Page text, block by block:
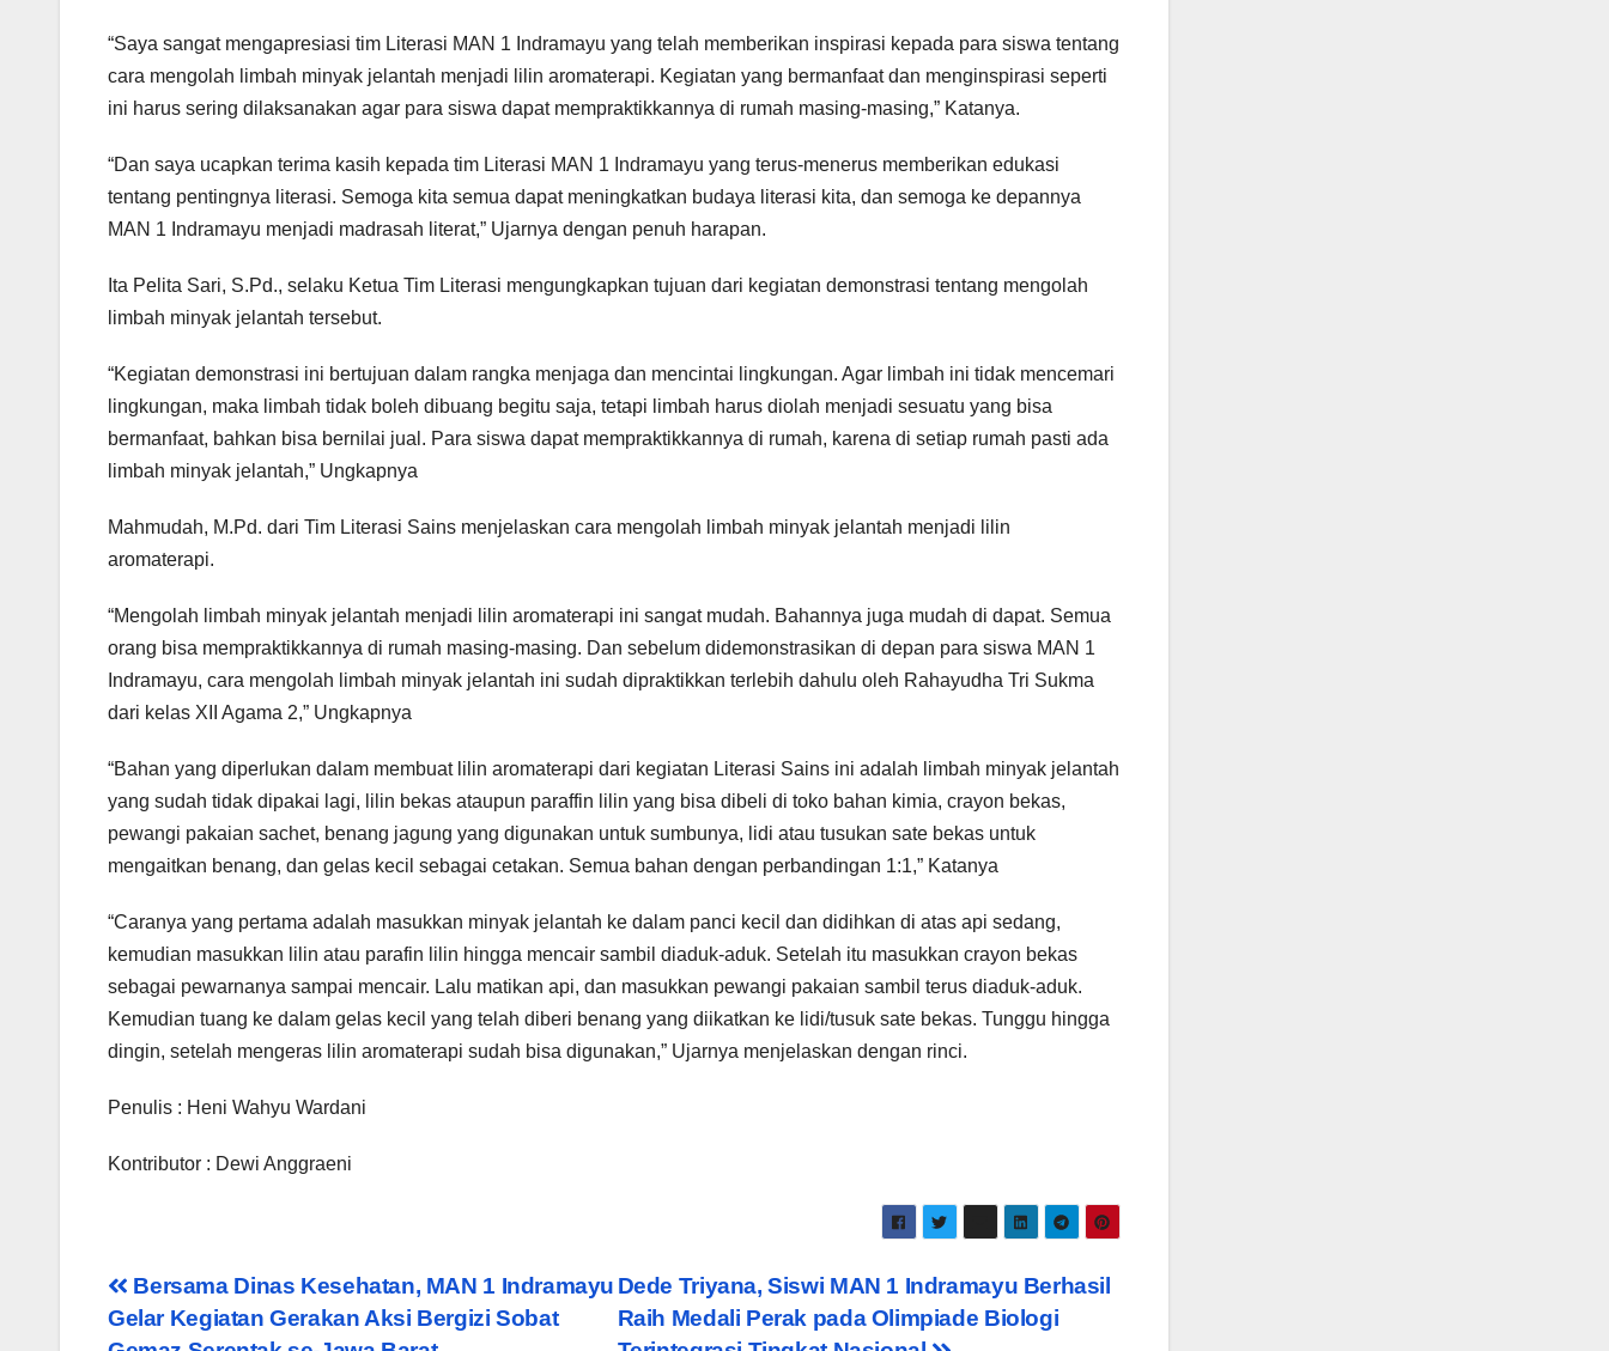
“Saya sangat mengapresiasi tim Literasi MAN 1 Indramayu yang telah memberikan inspirasi kepada para siswa tentang
cara mengolah limbah minyak jelantah menjadi lilin aromaterapi. Kegiatan yang bermanfaat dan menginspirasi seperti
ini harus sering dilaksanakan agar para siswa dapat mempraktikkannya di rumah masing-masing,” Katanya.
“Dan saya ucapkan terima kasih kepada tim Literasi MAN 1 Indramayu yang terus-menerus memberikan edukasi
tentang pentingnya literasi. Semoga kita semua dapat meningkatkan budaya literasi kita, dan semoga ke depannya
MAN 1 Indramayu menjadi madrasah literat,” Ujarnya dengan penuh harapan.
Ita Pelita Sari, S.Pd., selaku Ketua Tim Literasi mengungkapkan tujuan dari kegiatan demonstrasi tentang mengolah
limbah minyak jelantah tersebut.
“Kegiatan demonstrasi ini bertujuan dalam rangka menjaga dan mencintai lingkungan. Agar limbah ini tidak mencemari
lingkungan, maka limbah tidak boleh dibuang begitu saja, tetapi limbah harus diolah menjadi sesuatu yang bisa
bermanfaat, bahkan bisa bernilai jual. Para siswa dapat mempraktikkannya di rumah, karena di setiap rumah pasti ada
limbah minyak jelantah,” Ungkapnya
Mahmudah, M.Pd. dari Tim Literasi Sains menjelaskan cara mengolah limbah minyak jelantah menjadi lilin
aromaterapi.
“Mengolah limbah minyak jelantah menjadi lilin aromaterapi ini sangat mudah. Bahannya juga mudah di dapat. Semua
orang bisa mempraktikkannya di rumah masing-masing. Dan sebelum didemonstrasikan di depan para siswa MAN 1
Indramayu, cara mengolah limbah minyak jelantah ini sudah dipraktikkan terlebih dahulu oleh Rahayudha Tri Sukma
dari kelas XII Agama 2,” Ungkapnya
“Bahan yang diperlukan dalam membuat lilin aromaterapi dari kegiatan Literasi Sains ini adalah limbah minyak jelantah
yang sudah tidak dipakai lagi, lilin bekas ataupun paraffin lilin yang bisa dibeli di toko bahan kimia, crayon bekas,
pewangi pakaian sachet, benang jagung yang digunakan untuk sumbunya, lidi atau tusukan sate bekas untuk
mengaitkan benang, dan gelas kecil sebagai cetakan. Semua bahan dengan perbandingan 1:1,” Katanya
“Caranya yang pertama adalah masukkan minyak jelantah ke dalam panci kecil dan didihkan di atas api sedang,
kemudian masukkan lilin atau parafin lilin hingga mencair sambil diaduk-aduk. Setelah itu masukkan crayon bekas
sebagai pewarnanya sampai mencair. Lalu matikan api, dan masukkan pewangi pakaian sambil terus diaduk-aduk.
Kemudian tuang ke dalam gelas kecil yang telah diberi benang yang diikatkan ke lidi/tusuk sate bekas. Tunggu hingga
dingin, setelah mengeras lilin aromaterapi sudah bisa digunakan,” Ujarnya menjelaskan dengan rinci.
Penulis : Heni Wahyu Wardani
Kontributor : Dewi Anggraeni
Post
Dede Triyana, Siswi MAN 1 Indramayu Berhasil
Raih Medali Perak pada Olimpiade Biologi
Bersama Dinas Kesehatan, MAN 1 Indramayu
Gelar Kegiatan Gerakan Aksi Bergizi Sobat